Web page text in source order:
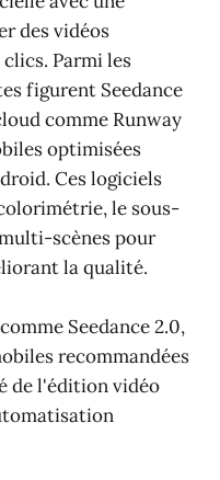
des vidéos
Parmi les
figurent Seedance
comme Runway
optimisées
Ces logiciels
le sous-
scènes pour
la qualité.
Seedance 2.0,
recommandées
de l'édition vidéo